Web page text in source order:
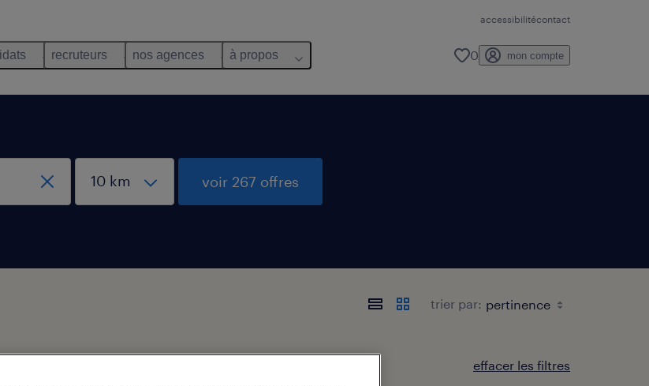
accessibilitécontact
recruteurs nos agences à propos 0 mon compte
voir 267 offres
trier par:
effacer les filtres